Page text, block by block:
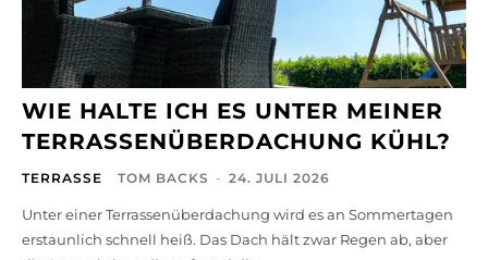
WIE HALTE ICH ES UNTER MEINER
TERRASSENÜBERDACHUNG KÜHL?
TERRASSE TOM BACKS - 24. JULI 2026
Unter einer Terrassenüberdachung wird es an Sommertagen
erstaunlich schnell heiß. Das Dach hält zwar Regen ab, aber